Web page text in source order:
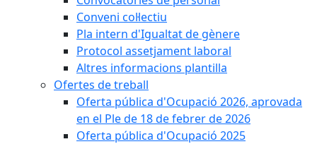
Conveni col·lectiu
Pla intern d'Igualtat de gènere
Protocol assetjament laboral
Altres informacions plantilla
Ofertes de treball
Oferta pública d'Ocupació 2026, aprovada
en el Ple de 18 de febrer de 2026
Oferta pública d'Ocupació 2025